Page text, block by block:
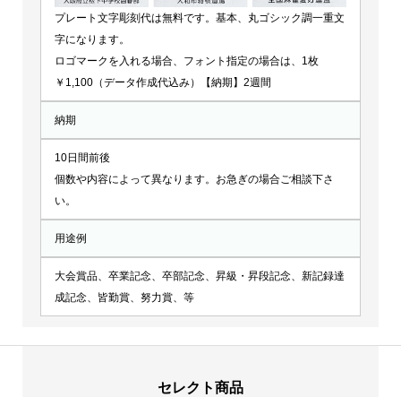
プレート文字彫刻代は無料です。基本、丸ゴシック調一重文
字になります。
ロゴマークを入れる場合、フォント指定の場合は、1枚
￥1,100（データ作成代込み）【納期】2週間
納期
10日間前後
個数や内容によって異なります。お急ぎの場合ご相談下さ
い。
用途例
大会賞品、卒業記念、卒部記念、昇級・昇段記念、新記録達
成記念、皆勤賞、努力賞、等
セレクト商品